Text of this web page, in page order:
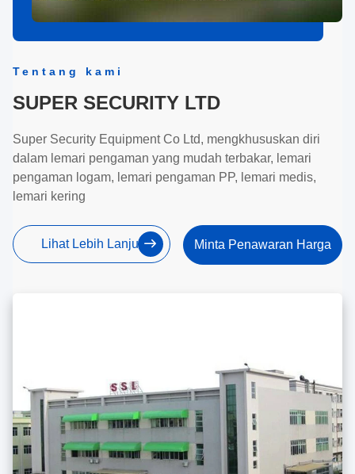
Tentang kami
SUPER SECURITY LTD
Super Security Equipment Co Ltd, mengkhususkan diri
dalam lemari pengaman yang mudah terbakar, lemari
pengaman logam, lemari pengaman PP, lemari medis,
lemari kering
Lihat Lebih Lanjut Minta Penawaran Harga